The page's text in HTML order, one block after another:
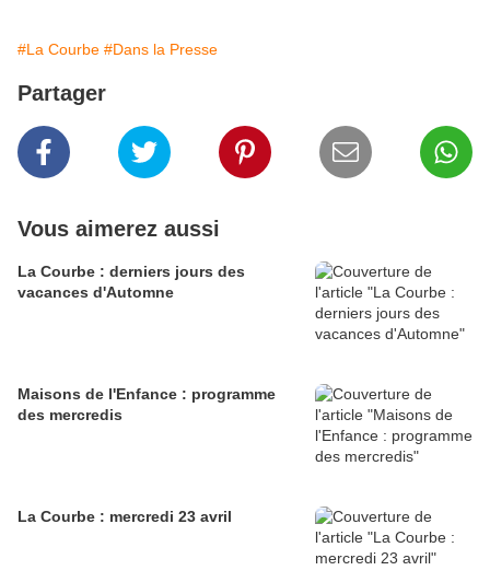
#La Courbe #Dans la Presse
Partager
Vous aimerez aussi
La Courbe : derniers jours des
vacances d'Automne
Maisons de l'Enfance : programme
des mercredis
La Courbe : mercredi 23 avril